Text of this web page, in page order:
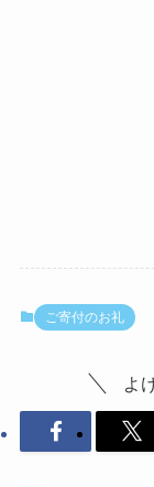
ご寄付のお礼
よ